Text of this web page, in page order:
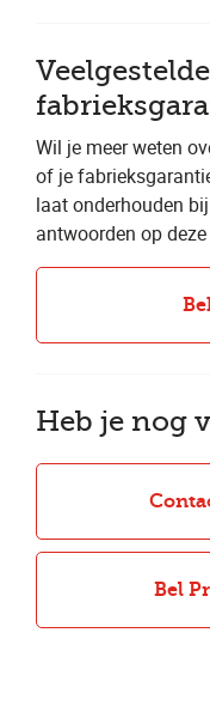
Wil je meer weten
of je
laat onderhouden
antwoorden op
Heb je nog
Bel